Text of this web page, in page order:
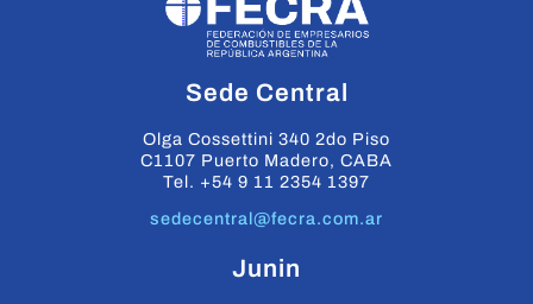
Sede Central
Olga Cossettini 340 2do Piso
C1107 Puerto Madero, CABA
Tel. +54 9 11 2354 1397
sedecentral@fecra.com.ar
Junin